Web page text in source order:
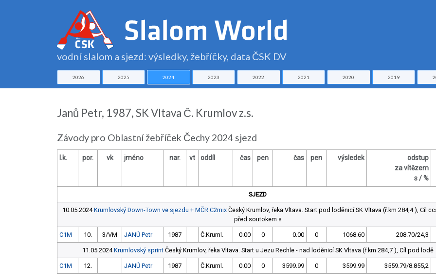
vodní slalom a sjezd: výsledky, žebříčky, data ČSK DV
2026 2025 2024 2023 2022 2021 2020 2019
Janů Petr, 1987, SK Vltava Č. Krumlov z.s.
Závody pro Oblastní žebříček Čechy 2024 sjezd
l.k. por. vk jméno nar. vt oddíl čas pen čas pen výsledek
odstup
za vítězem
s / %
SJEZD
10.05.2024Krumlovský Down-Town ve sjezdu + MČR C2mixČeský Krumlov, řeka Vltava. Start pod loděnicí SK Vltava (ř.km 284,4 ), Cíl
před soutokem s
C1M 10. 3/VM JANŮ Petr 1987 Č.Kruml. 0.00 0 0.00 0 1068.60 208.70/24,3
11.05.2024Krumlovský sprintČeský Krumlov, řeka Vltava. Start u Jezu Rechle - nad loděnicí SK Vltava (ř.km 284,7 ), Cíl pod lodě
C1M 12. JANŮ Petr 1987 Č.Kruml. 0.00 0 3599.99 0 3599.99 3559.79/8.855,2